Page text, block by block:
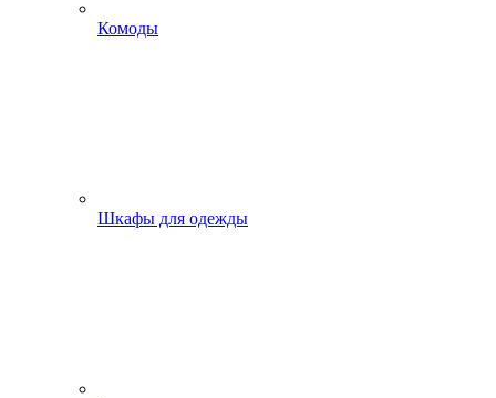
Комоды
Шкафы для одежды